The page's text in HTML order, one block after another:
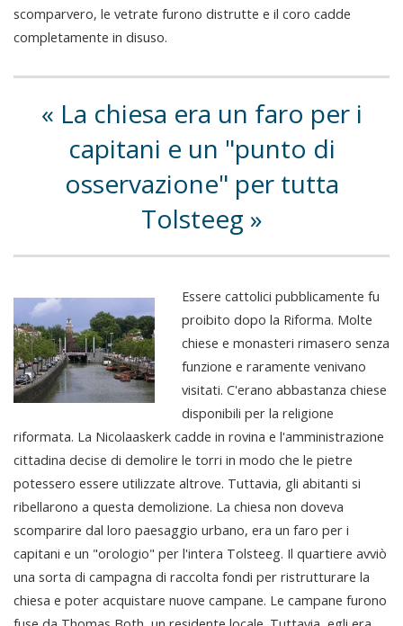
scomparvero, le vetrate furono distrutte e il coro cadde
completamente in disuso.
La chiesa era un faro per i
capitani e un "punto di
osservazione" per tutta
Tolsteeg
Essere cattolici pubblicamente fu
proibito dopo la Riforma. Molte
chiese e monasteri rimasero senza
funzione e raramente venivano
visitati. C'erano abbastanza chiese
disponibili per la religione
riformata. La Nicolaaskerk cadde in rovina e l'amministrazione
cittadina decise di demolire le torri in modo che le pietre
potessero essere utilizzate altrove. Tuttavia, gli abitanti si
ribellarono a questa demolizione. La chiesa non doveva
scomparire dal loro paesaggio urbano, era un faro per i
capitani e un "orologio" per l'intera Tolsteeg. Il quartiere avviò
una sorta di campagna di raccolta fondi per ristrutturare la
chiesa e poter acquistare nuove campane. Le campane furono